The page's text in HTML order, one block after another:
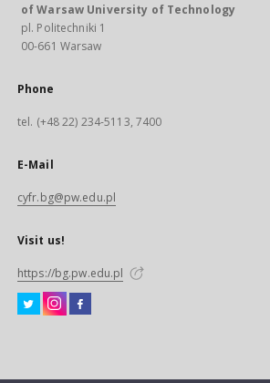
of Warsaw University of Technology
pl. Politechniki 1
00-661 Warsaw
Phone
tel. (+48 22) 234-5113, 7400
E-Mail
cyfr.bg@pw.edu.pl
Visit us!
https://bg.pw.edu.pl